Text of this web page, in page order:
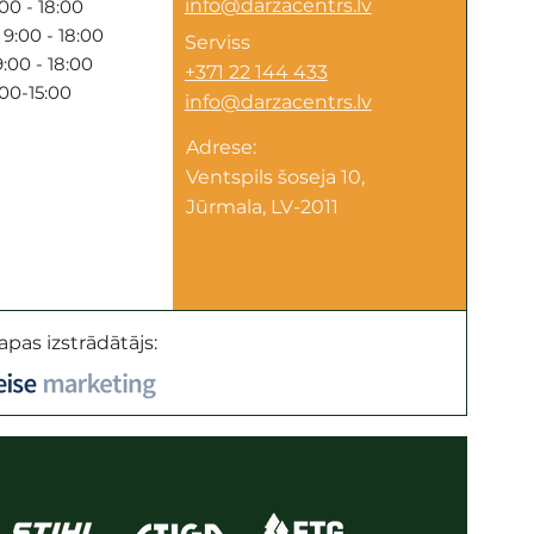
- 18:00
- 18:00
- 18:00
15:00
info@darzacentrs.lv
Serviss
+371 22 144 433
info@darzacentrs.lv
Adrese:
Ventspils šoseja 10,
Jūrmala, LV-2011
izstrādātājs: